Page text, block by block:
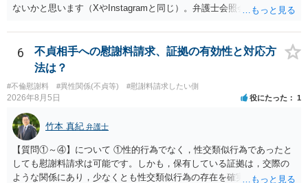
ないかと思います（XやInstagramと同じ）。弁護士会照会は日本法に
対する照会は基本的にできないと解されています（弁護士会によって
は例外的に認める扱いもありますが、かなり限定されているので一般
的ではないでしょう）。もし韓国本社がアカウント管理をしているな
ら、日本法人へ送っても「ウチでは管理していない」という回答にな
ります。 個人で直接他人のID情報の開示を求めても拒否されるでしょ
う。
6
不貞相手への慰謝料請求、証拠の有効性と対応方
法は？
#不倫慰謝料 #異性関係(不貞等) #慰謝料請求したい側
2026年8月5日 役にたった 1
竹本 真紀 弁護士
【質問①～④】について ①性的行為でなく，性交類似行為であったと
しても慰謝料請求は可能です。しかも，保有している証拠は，交際の
ような関係にあり，少なくとも性交類似行為の存在を確実に証明でき